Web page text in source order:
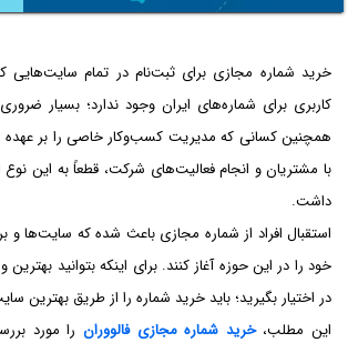
خرید شماره مجازی برای ثبت‌نام در تمام سایت‌هایی
کاربری برای شماره‌های ایران وجود ندارد؛ بسیار
همچنین کسانی که مدیریت کسب‌وکار خاصی را بر عهده
با مشتریان و انجام فعالیت‌های شرکت، قطعاً به این نوع
داشت.
استقبال افراد از شماره مجازی باعث شده که سایت‌ها و
خود را در این حوزه آغاز کنند. برای اینکه بتوانید
در اختیار بگیرید؛ باید خرید شماره را از طریق بهترین
این مطلب،خرید شماره مجازی فالووران را مورد